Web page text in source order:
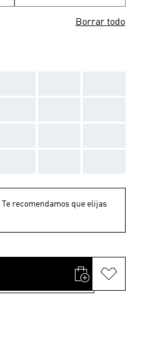
Borrar todo
Te recomendamos que elijas